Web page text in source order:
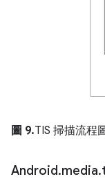
圖 9.TIS 掃描流程
Android.media.